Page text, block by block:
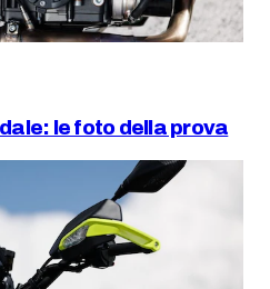
le foto della prova